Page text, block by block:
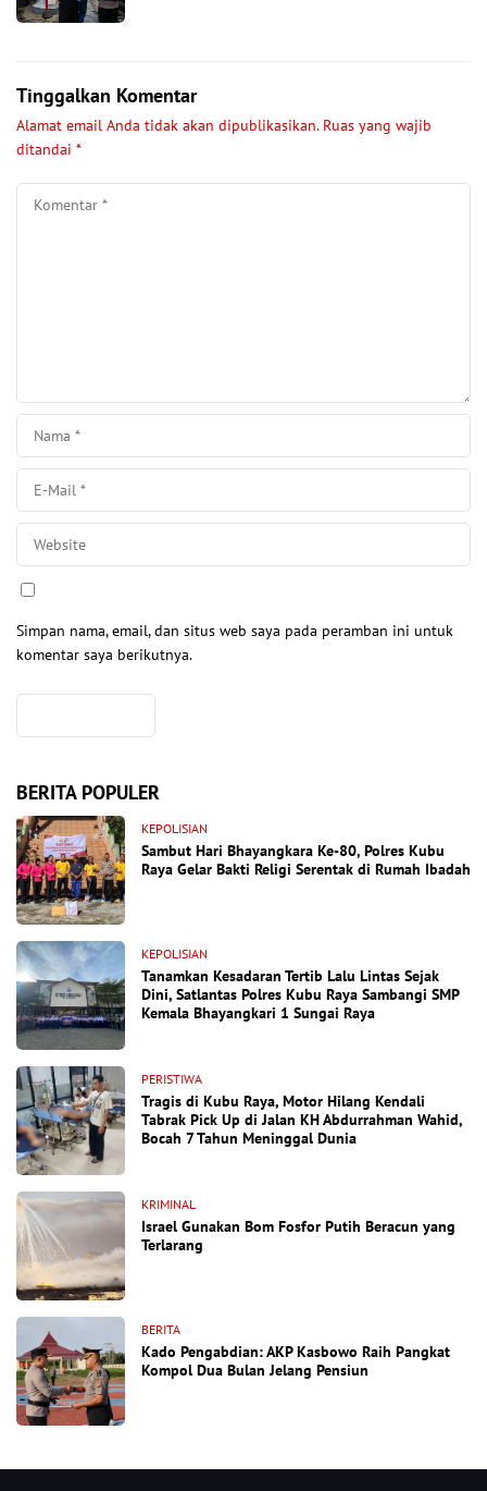
Tinggalkan Komentar
Alamat email Anda tidak akan dipublikasikan. Ruas yang wajib
ditandai *
Simpan nama, email, dan situs web saya pada peramban ini untuk
komentar saya berikutnya.
BERITA POPULER
KEPOLISIAN
Sambut Hari Bhayangkara Ke-80, Polres Kubu
Raya Gelar Bakti Religi Serentak di Rumah Ibadah
KEPOLISIAN
Tanamkan Kesadaran Tertib Lalu Lintas Sejak
Dini, Satlantas Polres Kubu Raya Sambangi SMP
Kemala Bhayangkari 1 Sungai Raya
PERISTIWA
Tragis di Kubu Raya, Motor Hilang Kendali
Tabrak Pick Up di Jalan KH Abdurrahman Wahid,
Bocah 7 Tahun Meninggal Dunia
KRIMINAL
Israel Gunakan Bom Fosfor Putih Beracun yang
Terlarang
BERITA
Kado Pengabdian: AKP Kasbowo Raih Pangkat
Kompol Dua Bulan Jelang Pensiun